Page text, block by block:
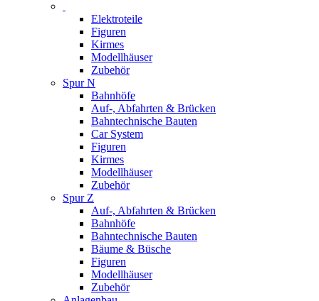
Elektroteile
Figuren
Kirmes
Modellhäuser
Zubehör
Spur N
Bahnhöfe
Auf-, Abfahrten & Brücken
Bahntechnische Bauten
Car System
Figuren
Kirmes
Modellhäuser
Zubehör
Spur Z
Auf-, Abfahrten & Brücken
Bahnhöfe
Bahntechnische Bauten
Bäume & Büsche
Figuren
Modellhäuser
Zubehör